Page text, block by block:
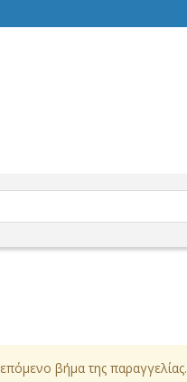
βήμα της παραγγελίας.